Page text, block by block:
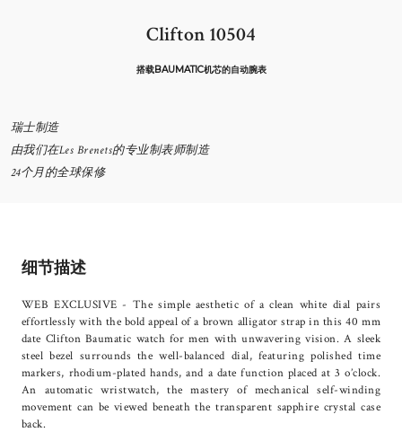
Clifton 10504
搭载BAUMATIC机芯的自动腕表
瑞士制造
由我们在Les Brenets的专业制表师制造
24个月的全球保修
细节描述
WEB EXCLUSIVE - The simple aesthetic of a clean white dial pairs
effortlessly with the bold appeal of a brown alligator strap in this 40 mm
date Clifton Baumatic watch for men with unwavering vision. A sleek
steel bezel surrounds the well-balanced dial, featuring polished time
markers, rhodium-plated hands, and a date function placed at 3 o’clock.
An automatic wristwatch, the mastery of mechanical self-winding
movement can be viewed beneath the transparent sapphire crystal case
back.